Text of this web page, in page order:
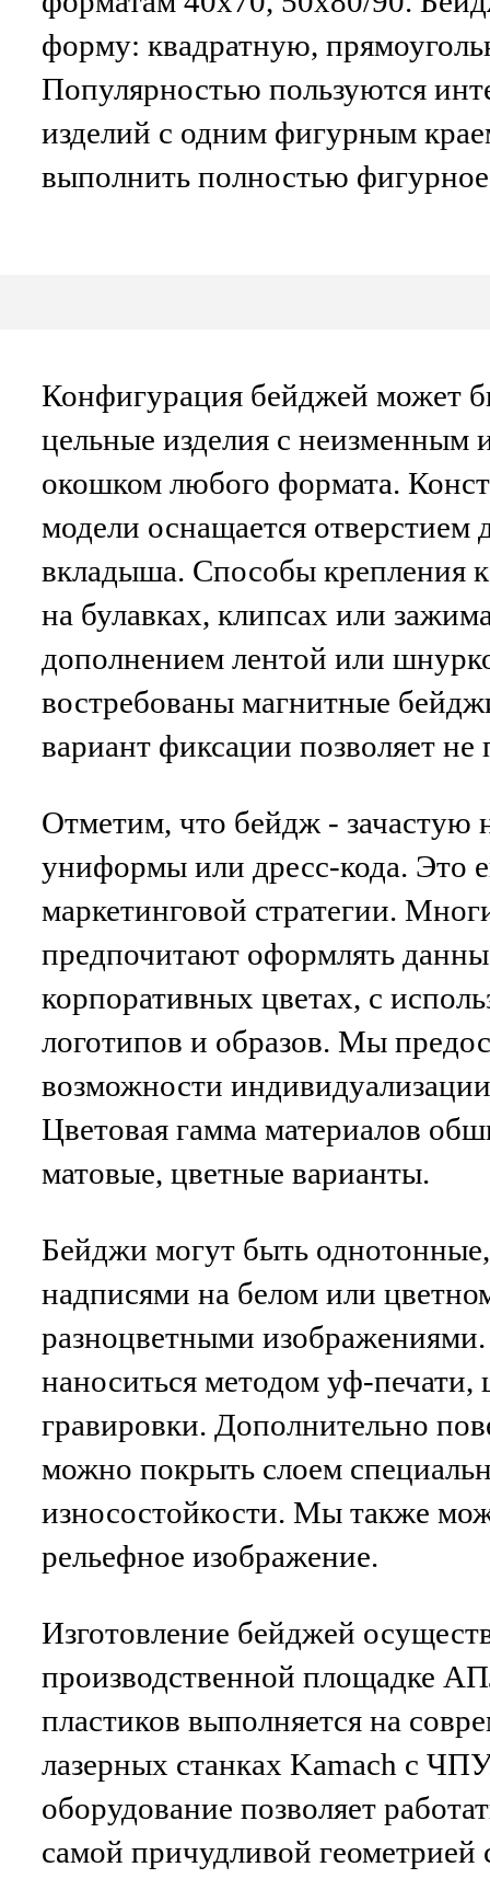
форму: квадратную,
Популярностью пользуются
изделий с одним фигурным
выполнить полностью фигурное
Конфигурация бейджей может
цельные изделия с неизменным
окошком любого формата.
модели оснащается отверстием
вкладыша. Способы крепления
на булавках, клипсах или
дополнением лентой или
востребованы магнитные
вариант фиксации позволяет не
Отметим, что бейдж - зачастую
униформы или дресс-кода. Это
маркетинговой стратегии.
предпочитают оформлять
корпоративных цветах, с
логотипов и образов. Мы
возможности
Цветовая гамма материалов
матовые, цветные варианты.
Бейджи могут быть
надписями на белом или
разноцветными
наноситься методом уф-
гравировки. Дополнительно
можно покрыть слоем
износостойкости. Мы также
рельефное изображение.
Изготовление бейджей
производственной площадке
пластиков выполняется на
лазерных станках Kamach с
оборудование позволяет
самой причудливой